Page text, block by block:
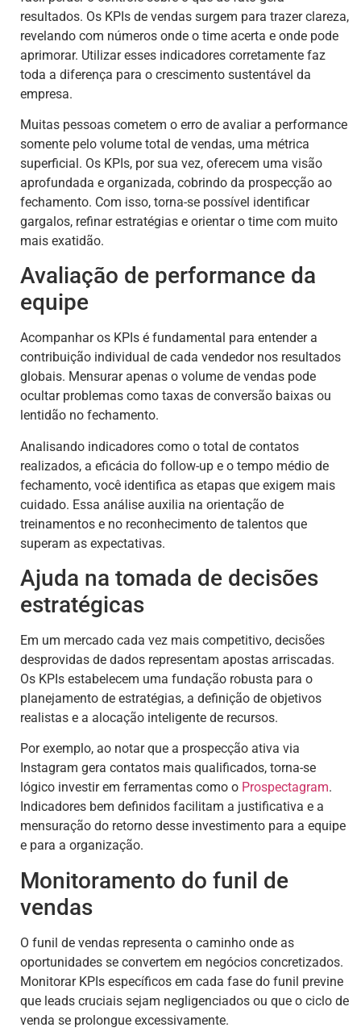
resultados. Os KPIs de vendas surgem para trazer clareza,
revelando com números onde o time acerta e onde pode
aprimorar. Utilizar esses indicadores corretamente faz
toda a diferença para o crescimento sustentável da
empresa.
Muitas pessoas cometem o erro de avaliar a performance
somente pelo volume total de vendas, uma métrica
superficial. Os KPIs, por sua vez, oferecem uma visão
aprofundada e organizada, cobrindo da prospecção ao
fechamento. Com isso, torna-se possível identificar
gargalos, refinar estratégias e orientar o time com muito
mais exatidão.
Avaliação de performance da
equipe
Acompanhar os KPIs é fundamental para entender a
contribuição individual de cada vendedor nos resultados
globais. Mensurar apenas o volume de vendas pode
ocultar problemas como taxas de conversão baixas ou
lentidão no fechamento.
Analisando indicadores como o total de contatos
realizados, a eficácia do follow-up e o tempo médio de
fechamento, você identifica as etapas que exigem mais
cuidado. Essa análise auxilia na orientação de
treinamentos e no reconhecimento de talentos que
superam as expectativas.
Ajuda na tomada de decisões
estratégicas
Em um mercado cada vez mais competitivo, decisões
desprovidas de dados representam apostas arriscadas.
Os KPIs estabelecem uma fundação robusta para o
planejamento de estratégias, a definição de objetivos
realistas e a alocação inteligente de recursos.
Por exemplo, ao notar que a prospecção ativa via
Instagram gera contatos mais qualificados, torna-se
lógico investir em ferramentas como o Prospectagram.
Indicadores bem definidos facilitam a justificativa e a
mensuração do retorno desse investimento para a equipe
e para a organização.
Monitoramento do funil de
vendas
O funil de vendas representa o caminho onde as
oportunidades se convertem em negócios concretizados.
Monitorar KPIs específicos em cada fase do funil previne
que leads cruciais sejam negligenciados ou que o ciclo de
venda se prolongue excessivamente.